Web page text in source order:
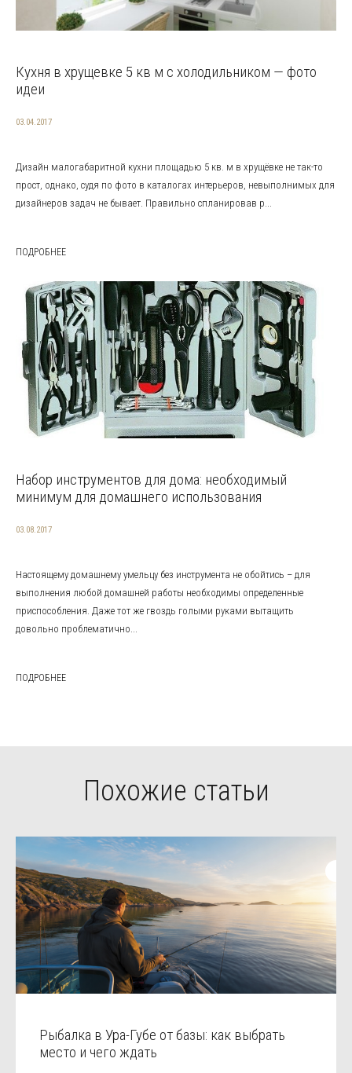
Кухня в хрущевке 5 кв м с холодильником — фото
идеи
03.04.2017
Дизайн малогабаритной кухни площадью 5 кв. м в хрущёвке не так-то
прост, однако, судя по фото в каталогах интерьеров, невыполнимых для
дизайнеров задач не бывает. Правильно спланировав р...
ПОДРОБНЕЕ
Набор инструментов для дома: необходимый
минимум для домашнего использования
03.08.2017
Настоящему домашнему умельцу без инструмента не обойтись – для
выполнения любой домашней работы необходимы определенные
приспособления. Даже тот же гвоздь голыми руками вытащить
довольно проблематично...
ПОДРОБНЕЕ
Похожие статьи
Рыбалка в Ура-Губе от базы: как выбрать
место и чего ждать